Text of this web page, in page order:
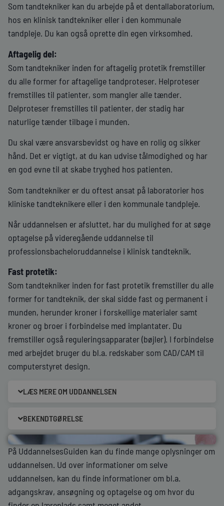
Som tandtekniker kan du arbejde på et dentallaboratorium,
hos en klinisk tandtekniker eller i den kommunale
tandpleje. Du kan også oprette din egen virksomhed.
Aftagelig del:
Som tandtekniker inden for aftagelig protetik fremstiller
du alle former for aftagelige tandproteser. Helproteser
fremstilles til patienter, som mangler alle tænder.
Delproteser fremstilles til patienter, der stadig har
naturlige tænder tilbage i munden.
Du skal være ansvarsbevidst og have en rolig og sikker
hånd. Det er vigtigt, at du kan udvise tålmodighed og har
en god evne til at skabe tryghed hos patienten.
Som tandtekniker er du oftest ansat på laboratorier hos
kliniske tandteknikere eller i den kommunale tandpleje.
Når uddannelsen er afsluttet, har du mulighed for at søge
optagelse på videregående uddannelse til
professionsbacheloruddannelse i klinisk tandteknik.
Fast protetik:
Som tandtekniker inden for fast protetik fremstiller du alle
former for tandteknik, der skal sidde fast og permanent i
munden, herunder kroner i forskellige materialer samt
kroner og broer i forbindelse med implantater. Du
fremstiller også reguleringsapparater (bøjler). I forbindelse
med arbejdet bruger du bl.a. redskaber som CAD/CAM til
computerstyret design.
LÆS MERE OM UDDANNELSEN
BEKENDTGØRELSE
På UddannelsesGuiden kan du finde mange oplysninger om
uddannelsen. Ud over informationer om selve
uddannelsen, kan du finde informationer om bl.a.
adgangskrav, ansøgning og optagelse og om hvor du